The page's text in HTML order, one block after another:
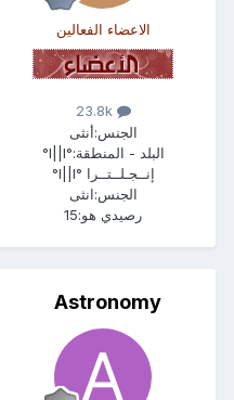
الاعضاء الفعالين
23.8k
الجنس:أنثى
البلد - المنطقة:
°l||l°
إنــجـلــتــرا °l||l°
الجنس:انثى
رصيدي هو:15
Astronomy